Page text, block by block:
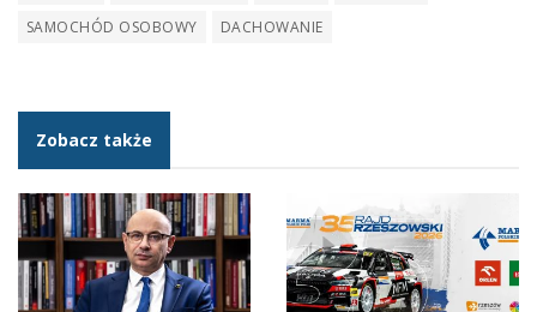
SAMOCHÓD OSOBOWY
DACHOWANIE
Zobacz także